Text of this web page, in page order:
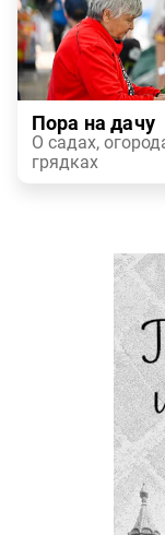
Пора на дачу
О садах,
грядках